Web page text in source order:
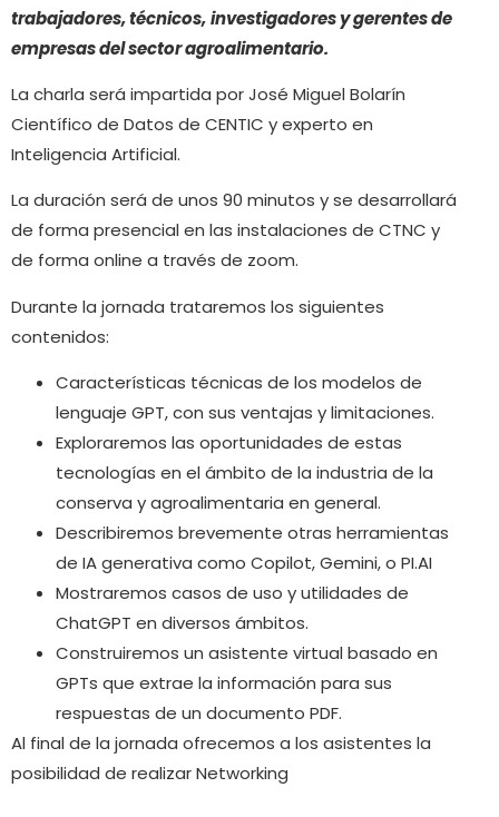
trabajadores, técnicos,investigadores y gerentes de
empresas del sector agroalimentario.
La charla será impartida por José Miguel Bolarín
Científico de Datos de CENTIC y experto en
Inteligencia Artificial.
La duración será de unos 90 minutos y se desarrollará
de forma presencial en las instalaciones de CTNC y
de forma online a través de zoom.
Durante la jornada trataremos los siguientes
contenidos:
Características técnicas de los modelos de
lenguaje GPT, con sus ventajas y limitaciones.
Exploraremos las oportunidades de estas
tecnologías en el ámbito de la industria de la
conserva y agroalimentaria en general.
Describiremos brevemente otras herramientas
de IA generativa como Copilot, Gemini, o PI.AI
Mostraremos casos de uso y utilidades de
ChatGPT en diversos ámbitos.
Construiremos un asistente virtual basado en
GPTs que extrae la información para sus
respuestas de un documento PDF.
Al final de la jornada ofrecemos a los asistentes la
posibilidad de realizar Networking